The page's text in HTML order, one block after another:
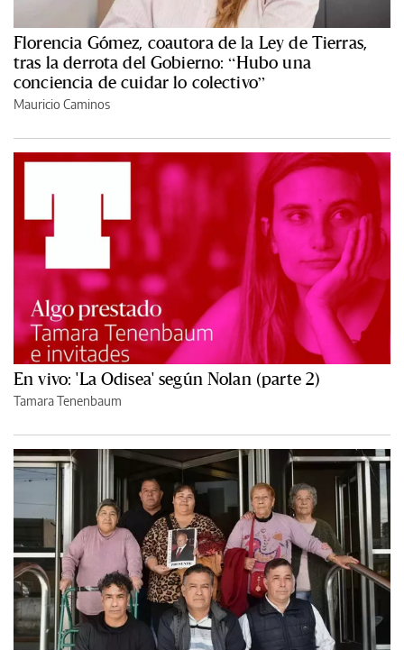
Florencia Gómez, coautora de la Ley de Tierras,
tras la derrota del Gobierno: “Hubo una
conciencia de cuidar lo colectivo”
Mauricio Caminos
En vivo: 'La Odisea' según Nolan (parte 2)
Tamara Tenenbaum